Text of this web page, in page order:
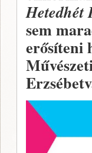
Hetedhét
sem
erősíteni